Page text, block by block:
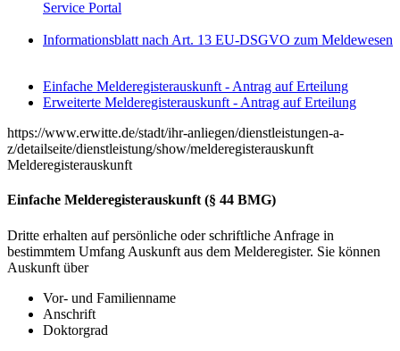
Service Portal
Informationsblatt nach Art. 13 EU-DSGVO zum Meldewesen
Einfache Melderegisterauskunft - Antrag auf Erteilung
Erweiterte Melderegisterauskunft - Antrag auf Erteilung
https://www.erwitte.de/stadt/ihr-anliegen/dienstleistungen-a-
z/detailseite/dienstleistung/show/melderegisterauskunft
Melderegisterauskunft
Einfache Melderegisterauskunft (§ 44 BMG)
Dritte erhalten auf persönliche oder schriftliche Anfrage in
bestimmtem Umfang Auskunft aus dem Melderegister. Sie können
Auskunft über
Vor- und Familienname
Anschrift
Doktorgrad